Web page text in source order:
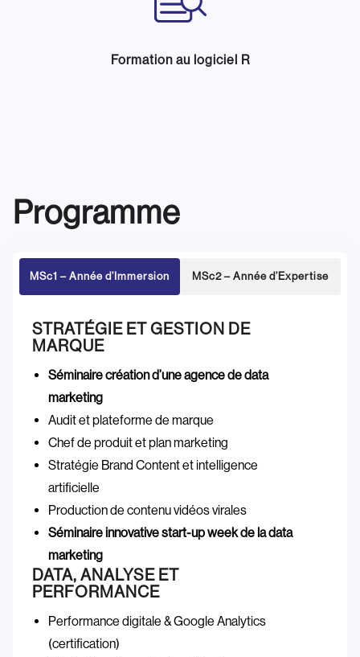
Formation au logiciel R
Programme
MSc1 – Année d’Immersion MSc2 – Année d’Expertise
STRATÉGIE ET GESTION DE
MARQUE
Séminaire création d’une agence de data
marketing
Audit et plateforme de marque
Chef de produit et plan marketing
Stratégie Brand Content et intelligence
artificielle
Production de contenu vidéos virales
Séminaire innovative start-up week de la data
marketing
DATA, ANALYSE ET
PERFORMANCE
Performance digitale & Google Analytics
(certification)